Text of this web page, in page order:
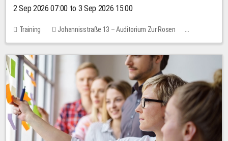
2 Sep 2026 07:00 to 3 Sep 2026 15:00
Training
Johannisstraße 13 – Auditorium Zur Rosen
1 place